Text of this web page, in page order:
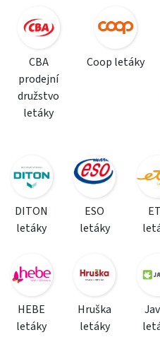
CBA
prodejní
družstvo
letáky
Coop letáky
DITON
letáky
ESO
letáky
HEBE
letáky
Hruška
letáky